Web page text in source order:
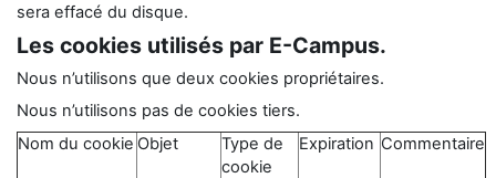
sera effacé du disque.
Les cookies utilisés par E-Campus.
Nous n’utilisons que deux cookies propriétaires.
Nous n’utilisons pas de cookies tiers.
Nom du cookie Objet
Type de
cookie
Expiration Commentaire